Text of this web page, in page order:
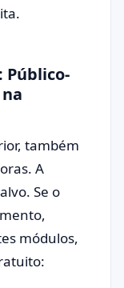
Público-
também
A
Se o
módulos,